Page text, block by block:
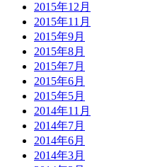
2015年12月
2015年11月
2015年9月
2015年8月
2015年7月
2015年6月
2015年5月
2014年11月
2014年7月
2014年6月
2014年3月